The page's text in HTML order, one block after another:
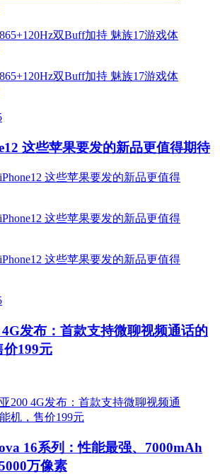
这些苹果要发的新品更值得期待
发布：首款支持微聊视频通话的
价199元
16系列：性能最强、7000mAh
万像素